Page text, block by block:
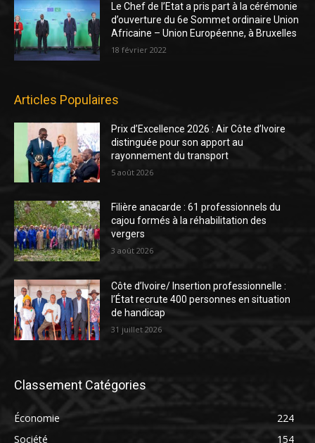
Le Chef de l’Etat a pris part à la cérémonie
d’ouverture du 6e Sommet ordinaire Union
Africaine – Union Européenne, à Bruxelles
18 février 2022
Articles Populaires
Prix d’Excellence 2026 : Air Côte d’Ivoire
distinguée pour son apport au
rayonnement du transport
5 août 2026
Filière anacarde : 61 professionnels du
cajou formés à la réhabilitation des
vergers
3 août 2026
Côte d’Ivoire/ Insertion professionnelle :
l’État recrute 400 personnes en situation
de handicap
31 juillet 2026
Classement Catégories
Économie
224
Société
154